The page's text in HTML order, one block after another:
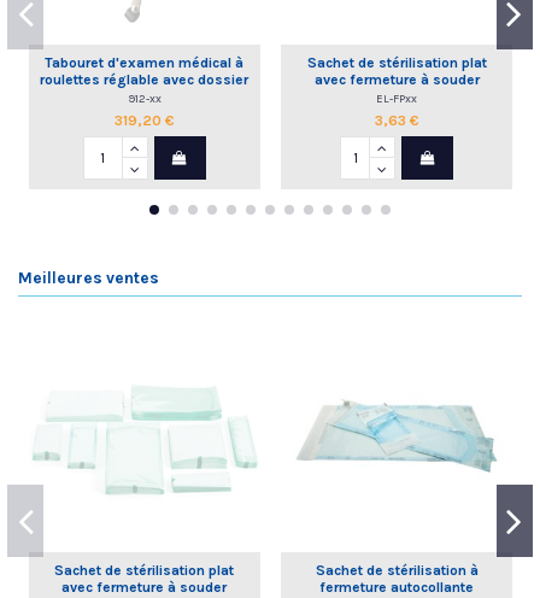
Tabouret d'examen médical à
roulettes réglable avec dossier
commande à la main
912-xx
319,20 €
Sachet de stérilisation plat
avec fermeture à souder
EL-FPxx
3,63 €
Meilleures ventes
Sachet de stérilisation plat
avec fermeture à souder
Sachet de stérilisation à
fermeture autocollante